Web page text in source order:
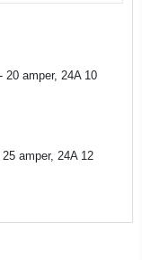
amper, 24A 10
amper, 24A 12